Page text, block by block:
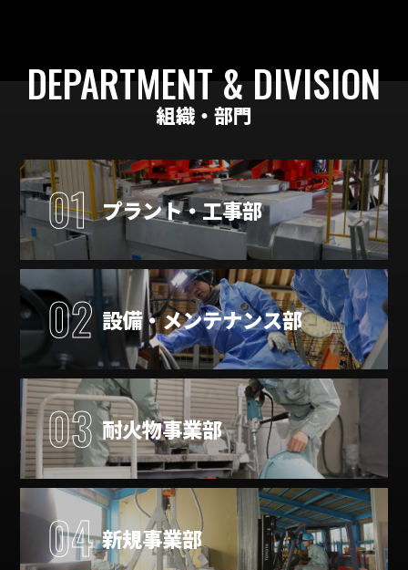
DEPARTMENT & DIVISION
組織・部門
01 プラント・工事部
02 設備・メンテナンス部
03 耐火物事業部
04 新規事業部